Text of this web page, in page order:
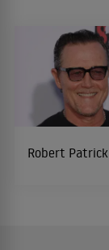
Robert Patrick